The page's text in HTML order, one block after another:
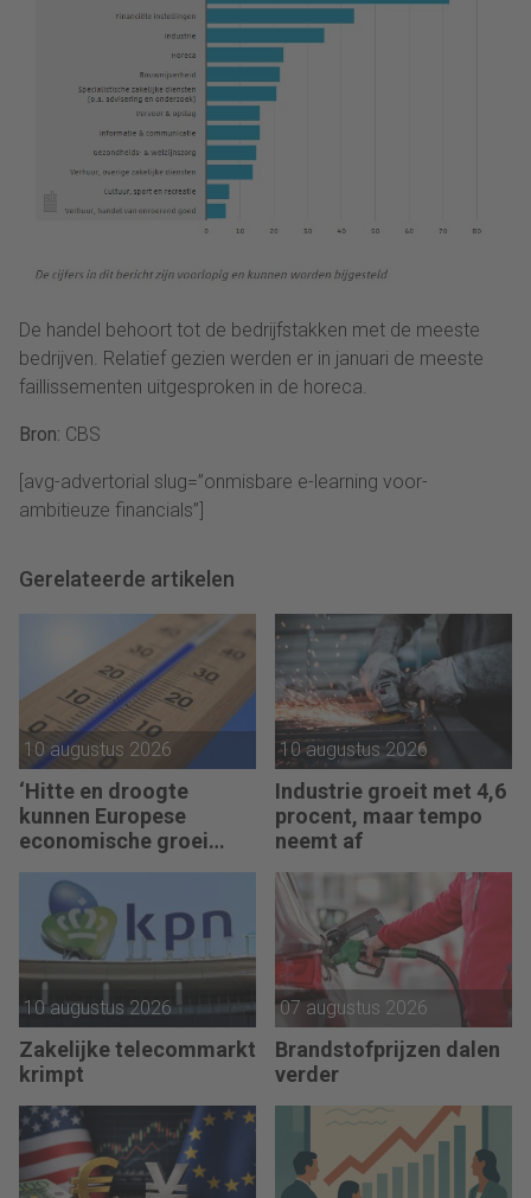
De handel behoort tot de bedrijfstakken met de meeste
bedrijven. Relatief gezien werden er in januari de meeste
faillissementen uitgesproken in de horeca.
Bron: CBS
[avg-advertorial slug=”onmisbare e-learning voor-
ambitieuze financials”]
Gerelateerde artikelen
10 augustus 2026
‘Hitte en droogte
kunnen Europese
economische groei
10 augustus 2026
Industrie groeit met 4,6
procent, maar tempo
neemt af
10 augustus 2026
Zakelijke telecommarkt
krimpt
07 augustus 2026
Brandstofprijzen dalen
verder